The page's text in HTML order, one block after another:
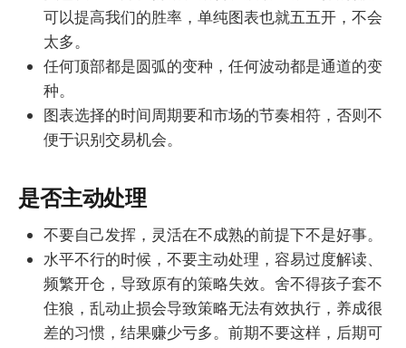
可以提高我们的胜率，单纯图表也就五五开，不会
太多。
任何顶部都是圆弧的变种，任何波动都是通道的变
种。
图表选择的时间周期要和市场的节奏相符，否则不
便于识别交易机会。
是否主动处理
不要自己发挥，灵活在不成熟的前提下不是好事。
水平不行的时候，不要主动处理，容易过度解读、
频繁开仓，导致原有的策略失效。舍不得孩子套不
住狼，乱动止损会导致策略无法有效执行，养成很
差的习惯，结果赚少亏多。前期不要这样，后期可